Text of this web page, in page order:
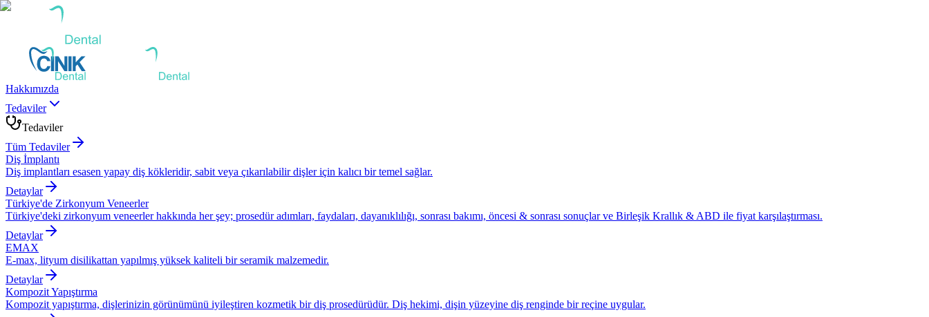
Hakkımızda
Tedaviler
Tedaviler
Tüm Tedaviler
Diş İmplantı
Diş implantları esasen yapay diş kökleridir, sabit veya çıkarılabilir dişler için kalıcı bir temel sağlar.
Detaylar
Türkiye'de Zirkonyum Veneerler
Türkiye'deki zirkonyum veneerler hakkında her şey; prosedür adımları, faydaları, dayanıklılığı, sonrası bakımı, öncesi & sonrası sonuçlar ve Birleşik Krallık & ABD ile fiyat karşılaştırması.
Detaylar
EMAX
E-max, lityum disilikattan yapılmış yüksek kaliteli bir seramik malzemedir.
Detaylar
Kompozit Yapıştırma
Kompozit yapıştırma, dişlerinizin görünümünü iyileştiren kozmetik bir diş prosedürüdür. Diş hekimi, dişin yüzeyine diş renginde bir reçine uygular.